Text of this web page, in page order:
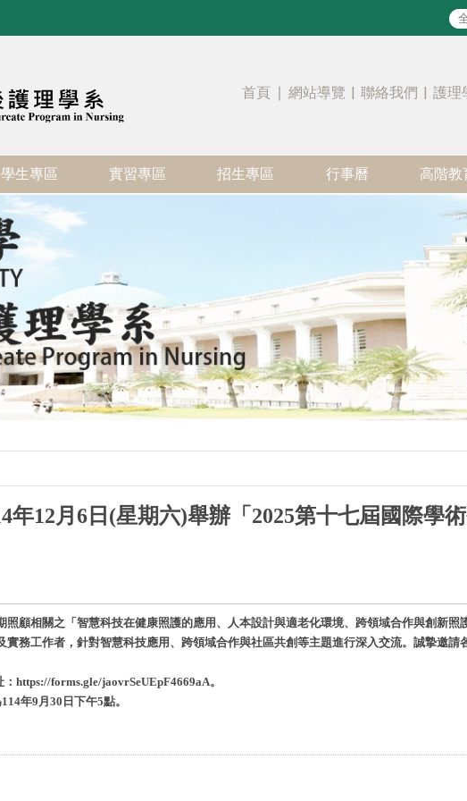
首頁 ∣ 網站導覽 | 聯絡我們 | 護理
學生專區 實習專區 招生專區 行事曆 高階教
年12月6日(星期六)舉辦「2025第十七屆國際學
顧相關之「智慧科技在健康照護的應用、人本設計與適老化環境、跨領域合作與創新照
務工作者，針對智慧科技應用、跨領域合作與社區共創等主題進行深入交流。誠摯邀請
https://forms.gle/jaovrSeUEpF4669aA。
年9月30日下午5點。